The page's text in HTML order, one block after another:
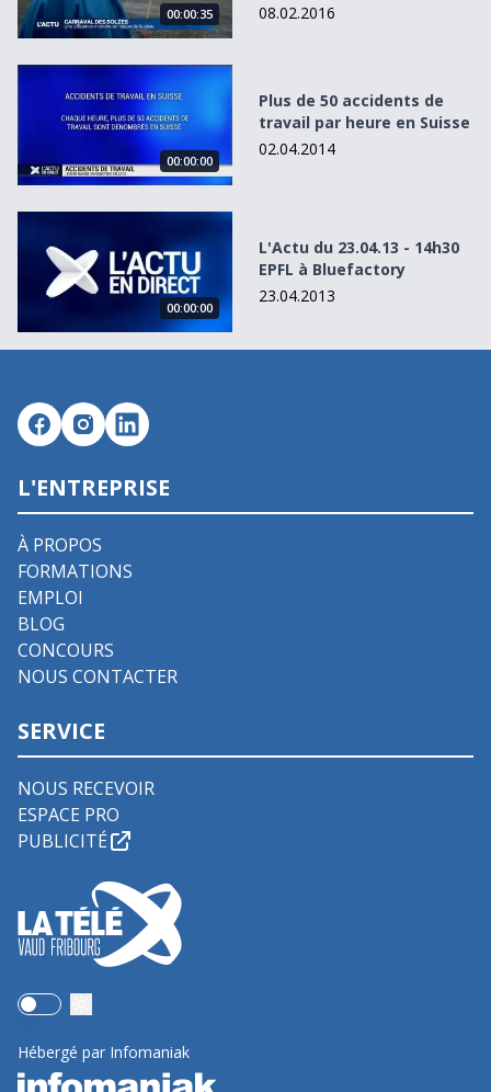
00:00:35
08.02.2016
Plus de 50 accidents de travail par heure en Suisse
00:00:00
Plus de 50 accidents de
travail par heure en Suisse
02.04.2014
L&#039;Actu du 23.04.13 - 14h30 EPFL à Bluefactory
00:00:00
L'Actu du 23.04.13 - 14h30
EPFL à Bluefactory
23.04.2013
L'ENTREPRISE
À PROPOS
FORMATIONS
EMPLOI
BLOG
CONCOURS
NOUS CONTACTER
SERVICE
NOUS RECEVOIR
ESPACE PRO
PUBLICITÉ
Use setting
Hébergé par Infomaniak